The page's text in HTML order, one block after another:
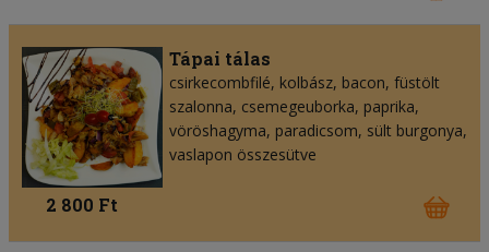
Tápai tálas
csirkecombfilé, kolbász, bacon, füstölt
szalonna, csemegeuborka, paprika,
vöröshagyma, paradicsom, sült burgonya,
vaslapon összesütve
2 800 Ft